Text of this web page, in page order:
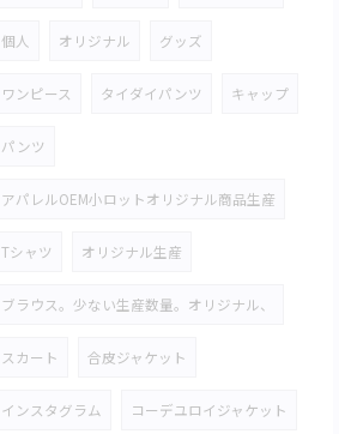
個人 オリジナル グッズ
ワンピース タイダイパンツ キャップ
パンツ
アパレルOEM小ロットオリジナル商品生産
Tシャツ オリジナル生産
ブラウス。少ない生産数量。オリジナル、
スカート 合皮ジャケット
インスタグラム コーデユロイジャケット